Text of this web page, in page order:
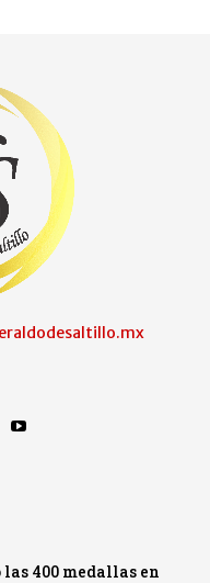
400 medallas en